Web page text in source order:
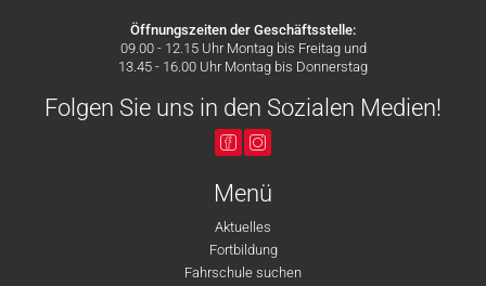
Öffnungszeiten der Geschäftsstelle:
09.00 - 12.15 Uhr Montag bis Freitag und
13.45 - 16.00 Uhr Montag bis Donnerstag
Folgen Sie uns in den Sozialen Medien!
Menü
Aktuelles
Fortbildung
Fahrschule suchen